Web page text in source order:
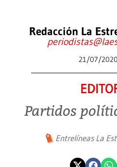
Redacción La
21/07/
Partidos
Entrelíneas La